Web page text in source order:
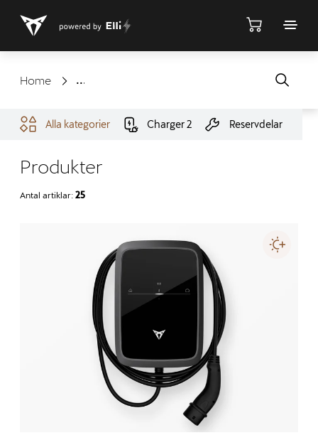
Home
Alla kategorier Charger 2 Reservdelar
Produkter
Antal artiklar:25